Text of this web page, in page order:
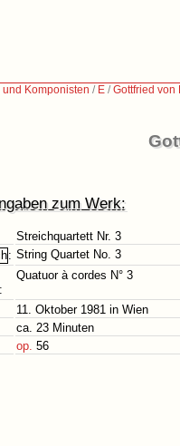
Komponisten / E /Gottfried von
zum Werk:
Streichquartett Nr. 3
: String Quartet No. 3
:
Quatuor à cordes N° 3
11. Oktober 1981 in Wien
ca. 23 Minuten
op. 56